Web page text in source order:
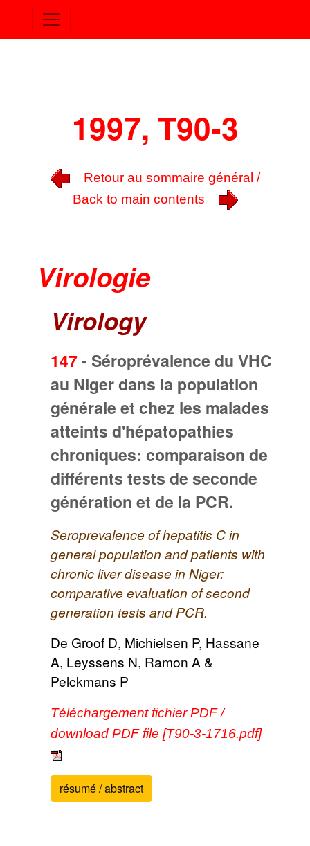
1997, T90-3
Retour au sommaire général /
Back to main contents
Virologie
Virology
147- Séroprévalence du VHC
au Niger dans la population
générale et chez les malades
atteints d'hépatopathies
chroniques: comparaison de
différents tests de seconde
génération et de la PCR.
Seroprevalence of hepatitis C in
general population and patients with
chronic liver disease in Niger:
comparative evaluation of second
generation tests and PCR.
De Groof D, Michielsen P, Hassane
A, Leyssens N, Ramon A &
Pelckmans P
Téléchargement fichier PDF /
download PDF file [T90-3-1716.pdf]
résumé / abstract